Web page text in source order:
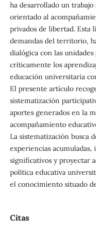
ha desarrollado un
orientado al
privados de libertad. Esta
demandas del territorio,
dialógica con las
críticamente los
educación universitaria
El presente artículo
sistematización
aportes generados en la
acompañamiento
La sistematización busca
experiencias
significativos y proyectar
política educativa
el conocimiento situado
Citas